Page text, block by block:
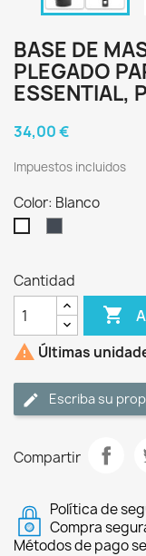
BASE DE
PLEGADO
ESSENTIAL,
34,00 €
Impuestos incluidos
Color: Blanco
Cantidad

 Últimas
Escriba su
Compartir
Política de
Compra
Métodos de pago